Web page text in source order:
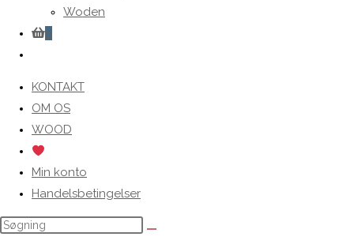
Woden
0
search
KONTAKT
OM OS
WOOD
Min konto
Handelsbetingelser